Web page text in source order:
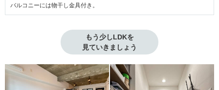
バルコニーには物干し金具付き。
もう少しLDKを
見ていきましょう